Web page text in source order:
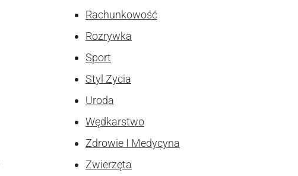
Rachunkowość
Rozrywka
Sport
Styl Zycia
Uroda
Wędkarstwo
Zdrowie I Medycyna
Zwierzęta